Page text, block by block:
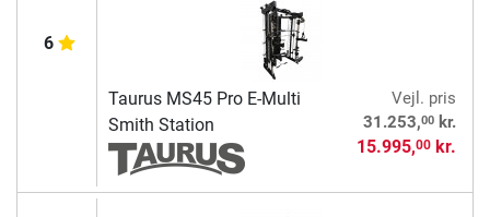
6
Taurus MS45 Pro E-Multi
Smith Station
Vejl. pris
31.253,00kr.
15.995,00kr.